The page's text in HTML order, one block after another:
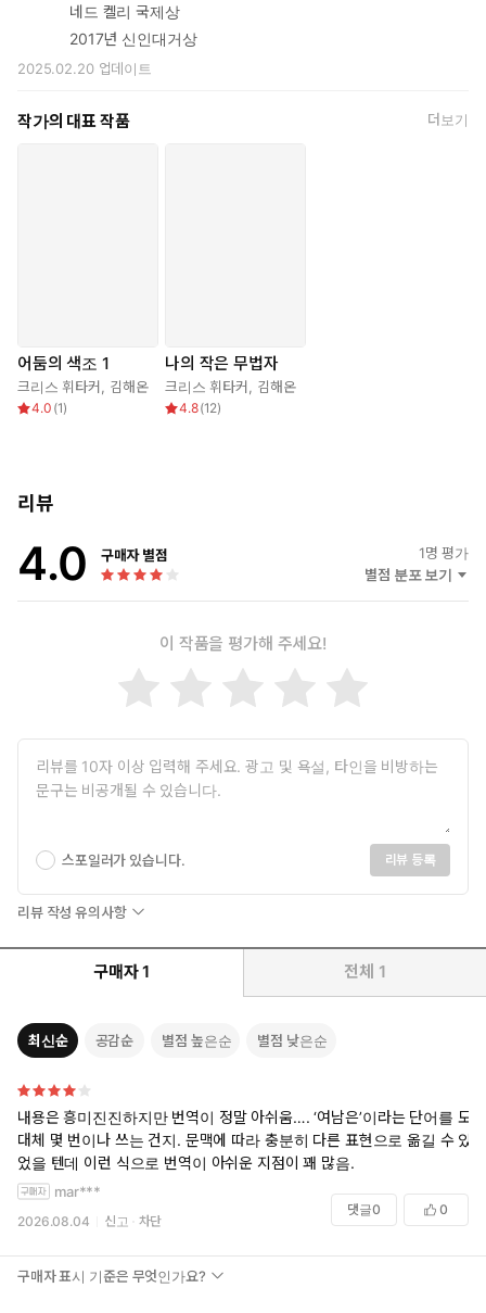
네드 켈리 국제상
2017년 신인대거상
2025.02.20업데이트
작가의 대표 작품 더보기
어둠의 색조 1
크리스 휘타커 김해온
4.0 (1)
나의 작은 무법자
크리스 휘타커 김해온
4.8(12)
리뷰
4.0 구매자 별점 1명 평가
별점 분포 보기
이 작품을 평가해 주세요!
스포일러가 있습니다. 리뷰 등록
리뷰 작성 유의사항
구매자 1 전체 1
최신순 공감순 별점 높은순 별점 낮은순
내용은 흥미진진하지만 번역이 정말 아쉬움…. ‘여남은’이라는 단어를 도
대체 몇 번이나 쓰는 건지. 문맥에 따라 충분히 다른 표현으로 옮길 수 있
었을 텐데 이런 식으로 번역이 아쉬운 지점이 꽤 많음.
mar***
2026.08.04 신고 차단
댓글0 0
구매자 표시 기준은 무엇인가요?